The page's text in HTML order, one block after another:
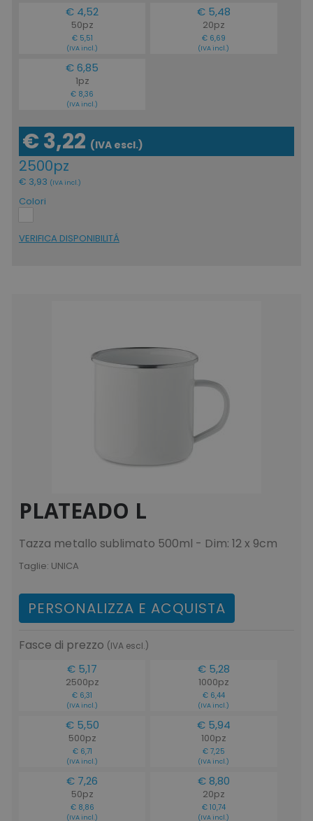
€ 4,52
50pz
€ 5,51
(IVA incl.)
€ 5,48
20pz
€ 6,69
(IVA incl.)
€ 6,85
1pz
€ 8,36
(IVA incl.)
€ 3,22 (IVA escl.)
2500pz
€ 3,93 (IVA incl.)
Colori
VERIFICA DISPONIBILITÁ
PLATEADO L
Tazza metallo sublimato 500ml - Dim: 12 x 9cm
Taglie: UNICA
PERSONALIZZA E ACQUISTA
Fasce di prezzo (IVA escl.)
€ 5,17
2500pz
€ 6,31
(IVA incl.)
€ 5,28
1000pz
€ 6,44
(IVA incl.)
€ 5,50
500pz
€ 6,71
(IVA incl.)
€ 5,94
100pz
€ 7,25
(IVA incl.)
€ 7,26
50pz
€ 8,86
(IVA incl.)
€ 8,80
20pz
€ 10,74
(IVA incl.)
form_key
invalidation